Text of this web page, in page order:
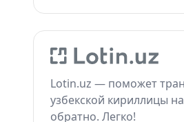
Lotin.uz — поможет
узбекской кириллицы
обратно. Легко!